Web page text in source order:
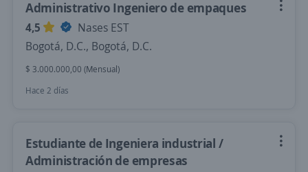
Administrativo Ingeniero de empaques
4,5
Nases EST
Bogotá, D.C., Bogotá, D.C.
$ 3.000.000,00 (Mensual)
Hace 2 días
Estudiante de Ingeniera industrial /
Administración de empresas